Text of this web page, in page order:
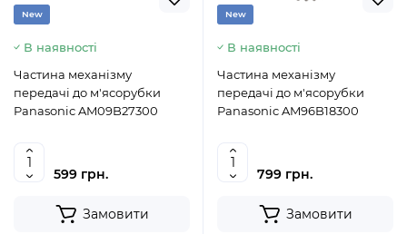
New
В наявності
Частина механізму
передачі до м'ясорубки
Panasonic AM09B27300
599 грн.
Замовити
New
В наявності
Частина механізму
передачі до м'ясорубки
Panasonic AM96B18300
799 грн.
Замовити